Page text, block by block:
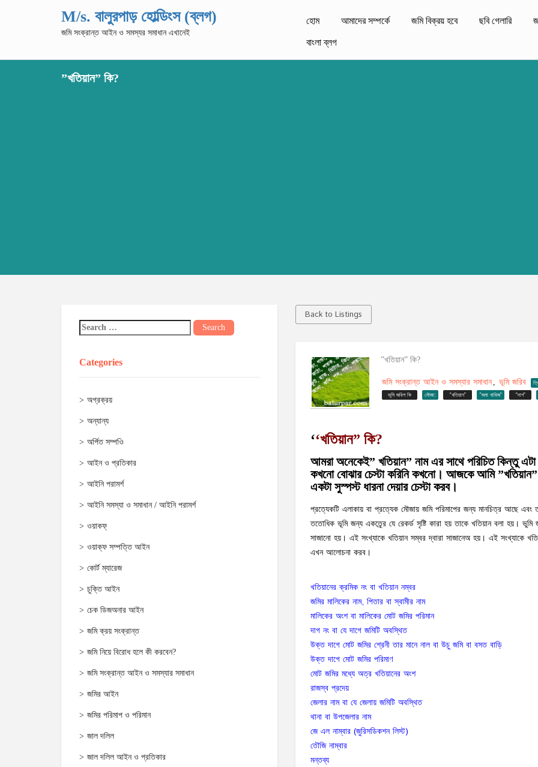
M/s. বালুরপাড় হোল্ডিংস (ব্লগ)
জমি সংক্রান্ত আইন ও সমস্যর সমাধান এখানেই
হোম আমাদের সম্পর্কে জমি বিক্রয় হবে ছবি গেলারি
বাংলা ব্লগ
”খতিয়ান” কি?
Categories
অগ্রক্রয়
অন্যান্য
অর্পিত সম্পওি
আইন ও প্রতিকার
আইনি পরামর্শ
আইনি সমস্যা ও সমাধান / আইনি পরামর্শ
ওয়াকফ্
ওয়াক্‌ফ সম্পত্তি আইন
কোর্ট ম্যারেজ
চুক্তি আইন
চেক ডিজঅনার আইন
জমি ক্রয় সংক্রান্ত
জমি নিয়ে বিরোধ হলে কী করবেন?
জমি সংক্রান্ত আইন ও সমস্যার সমাধান
জমির আইন
জমির পরিমাপ ও পরিমান
জাল দলিল
জাল দলিল আইন ও প্রতিকার
Back to Listings
”খতিয়ান” কি?
জমি সংক্রান্ত আইন ও সমস্যার সমাধান, ভূমি জরিব
ভূমি জরিপ কি
মৌজা: “খতিয়ান” “জমা খারিজ” “দাগ”
‘‘খতিয়ান” কি?
আমরা অনেকেই” খতিয়ান” নাম এর সাথে পরিচিত কিন্তু
কখনো বোঝার চেস্টা করিনি কখনো। আজকে আমি
একটা সুস্পস্ট ধারনা দেয়ার চেস্টা করব।
প্রত্যেকটি এলাকায় বা প্রত্যেক মৌজায় জমি পরিমাপের জন্য মানচিত্র আছে
ততোধিক ভূমি জন্য একত্র্রে যে রেকর্ড সৃষ্টি কারা হয় তাকে খতিয়ান বলা হয়। ভুমি
সাজানো হয়। এই সংখ্যাকে খতিয়ান সম্বর দ্বারা সাজানেঅ হয়। এই সংখ্যাকে
এখন আলোচনা করব।
খতিয়ানের ক্রমিক নং বা খতিয়ান নম্বর
জমির মালিকের নাম, পিতার বা স্বামীর নাম
মালিকের অংশ বা মালিকের মোট জমির পরিমান
দাগ নং বা যে দাগে জমিটি অবস্থিত
উক্ত দাগে মোট জমির শ্রেনী তার মানে নাল বা উচু জমি বা বসত বাড়ি
উক্ত দাগে মোট জমির পরিমাণ
মোট জমির মধ্যে অত্র খতিয়ানের অংশ
রাজস্ব প্রদেয়
জেলার নাম বা যে জেলায় জমিটি অবস্থিত
থানা বা উপজেলার নাম
জে এল নাম্বার (জুরিসডিকশন লিস্ট)
তৌজি নাম্বার
মন্তব্য